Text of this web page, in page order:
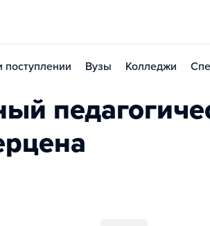
Вузы Колледжи